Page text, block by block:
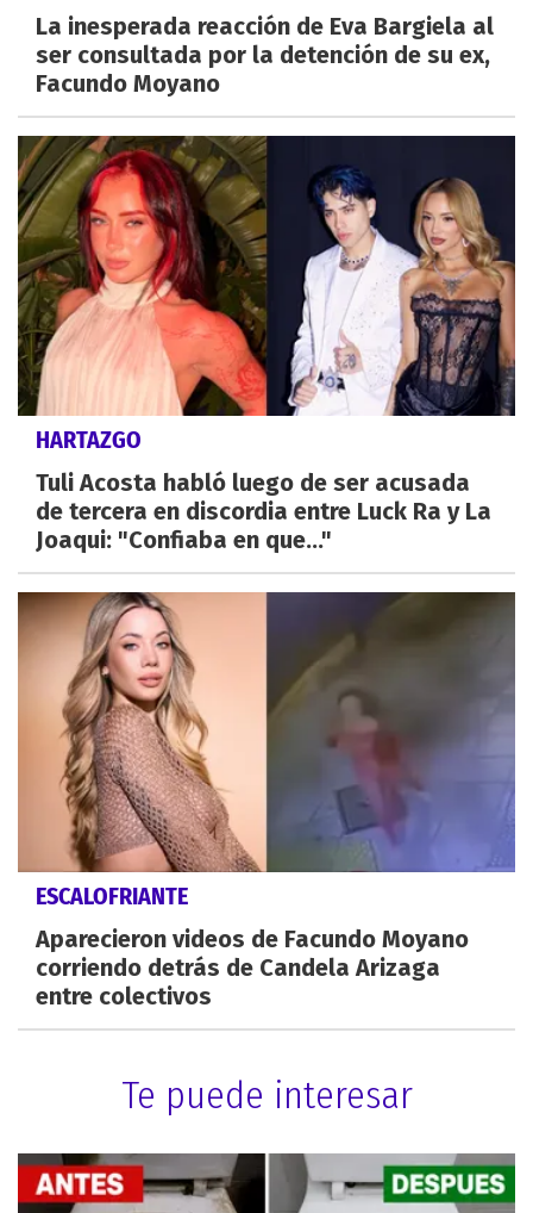
La inesperada reacción de Eva Bargiela al
ser consultada por la detención de su ex,
Facundo Moyano
HARTAZGO
Tuli Acosta habló luego de ser acusada
de tercera en discordia entre Luck Ra y La
Joaqui: "Confiaba en que..."
ESCALOFRIANTE
Aparecieron videos de Facundo Moyano
corriendo detrás de Candela Arizaga
entre colectivos
Te puede interesar